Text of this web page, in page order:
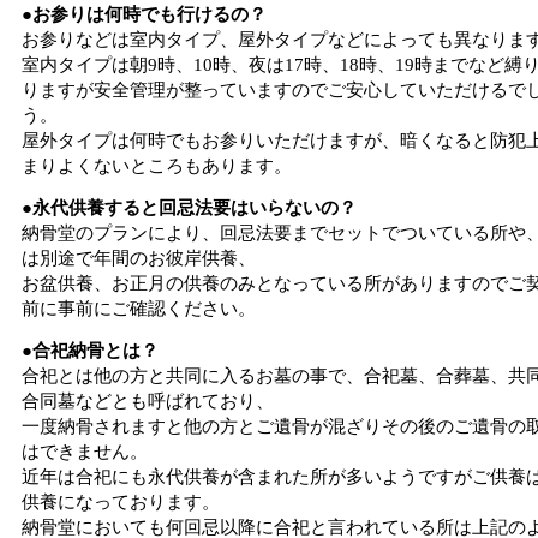
●お参りは何時でも行けるの？
お参りなどは室内タイプ、屋外タイプなどによっても異なりま
室内タイプは朝9時、10時、夜は17時、18時、19時までなど縛
りますが安全管理が整っていますのでご安心していただけるで
う。
屋外タイプは何時でもお参りいただけますが、暗くなると防犯
まりよくないところもあります。
●永代供養すると回忌法要はいらないの？
納骨堂のプランにより、回忌法要までセットでついている所や
は別途で年間のお彼岸供養、
お盆供養、お正月の供養のみとなっている所がありますのでご
前に事前にご確認ください。
●合祀納骨とは？
合祀とは他の方と共同に入るお墓の事で、合祀墓、合葬墓、共
合同墓などとも呼ばれており、
一度納骨されますと他の方とご遺骨が混ざりその後のご遺骨の
はできません。
近年は合祀にも永代供養が含まれた所が多いようですがご供養
供養になっております。
納骨堂においても何回忌以降に合祀と言われている所は上記の